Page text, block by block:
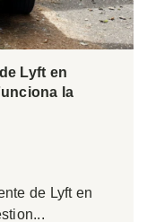
Lyft en
la
de Lyft en